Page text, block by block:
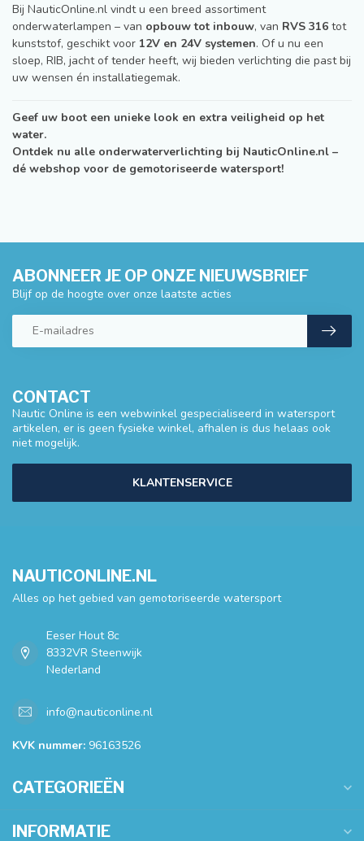
Bij NauticOnline.nl vindt u een breed assortiment
onderwaterlampen – van opbouw tot inbouw, van RVS 316 tot
kunststof, geschikt voor 12V en 24V systemen. Of u nu een
sloep, RIB, jacht of tender heeft, wij bieden verlichting die past bij
uw wensen én installatiegemak.
Geef uw boot een unieke look en extra veiligheid op het
water.
Ontdek nu alle onderwaterverlichting bij NauticOnline.nl –
dé webshop voor de gemotoriseerde watersport!
CONTACT
Nautic Online is een webwinkel gespecialiseerd in watersport
artikelen, er is geen fysieke winkel, afhalen is dus helaas ook
niet mogelijk.
KLANTENSERVICE
ABONNEER JE OP ONZE NIEUWSBRIEF
Blijf op de hoogte over onze laatste acties
NAUTICONLINE.NL
Alles op het gebied van gemotoriseerde watersport
Eeser Hout 8c
8332VR Steenwijk
Nederland
info@nauticonline.nl
KVK nummer: 96163526
CATEGORIEËN
INFORMATIE